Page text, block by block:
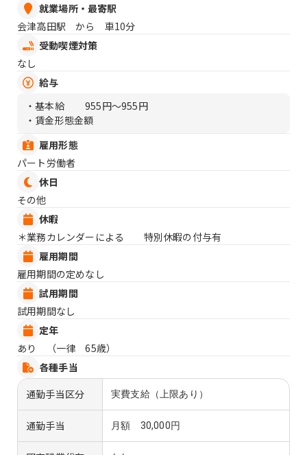
就業場所・最寄駅
会津高田駅 から 車10分
受動喫煙対策
なし
給与
・基本給
955円〜955円
・賃金形態金額
雇用形態
パート労働者
休日
その他
休暇
＊業務カレンダーによる 特別休暇の付与有
雇用期間
雇用期間の定めなし
試用期間
試用期間なし
定年
あり （一律 65歳）
各種手当
通勤手当区分
実費支給（上限あり）
通勤手当 月額 30,000円